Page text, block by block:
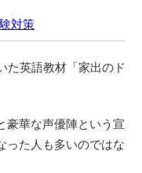
対策
た英語教材「家出のド
豪華な声優陣という宣
った人も多いのではな